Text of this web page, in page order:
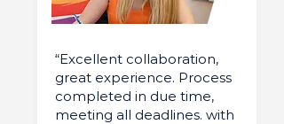
“Excellent collaboration,
great experience. Process
completed in due time,
meeting all deadlines. with